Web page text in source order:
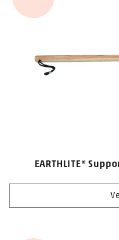
EARTHLITE®